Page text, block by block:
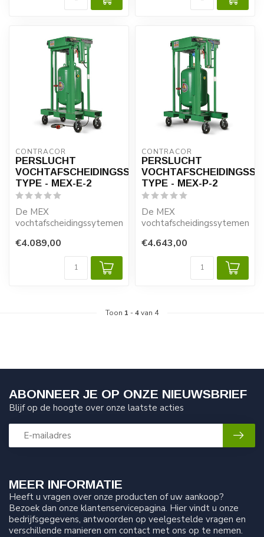
CONTRACOR
PERSLUCHT
VOCHTAFSCHEIDINGSSYSTEEM
TYPE - MEX-E-2
De MEX
vochtafscheidingssytemen speciaal
condensaat en ...
€4.089,00
CONTRACOR
PERSLUCHT
TYPE - MEX-P-2
De MEX
vochtafscheidingssytemen
condensaat en ...
€4.643,00
Toon 1 -4van 4
MEER INFORMATIE
Heeft u vragen over onze producten of uw aankoop?
Bezoek dan onze klantenservicepagina. Hier vindt u onze
bedrijfsgegevens, antwoorden op veelgestelde vragen en
verschillende manieren om contact met ons op te nemen.
ABONNEER JE OP ONZE NIEUWSBRIEF
Blijf op de hoogte over onze laatste acties